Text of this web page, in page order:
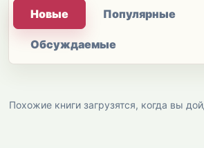
Новые Популярные
Обсуждаемые
Похожие книги загрузятся, когда вы